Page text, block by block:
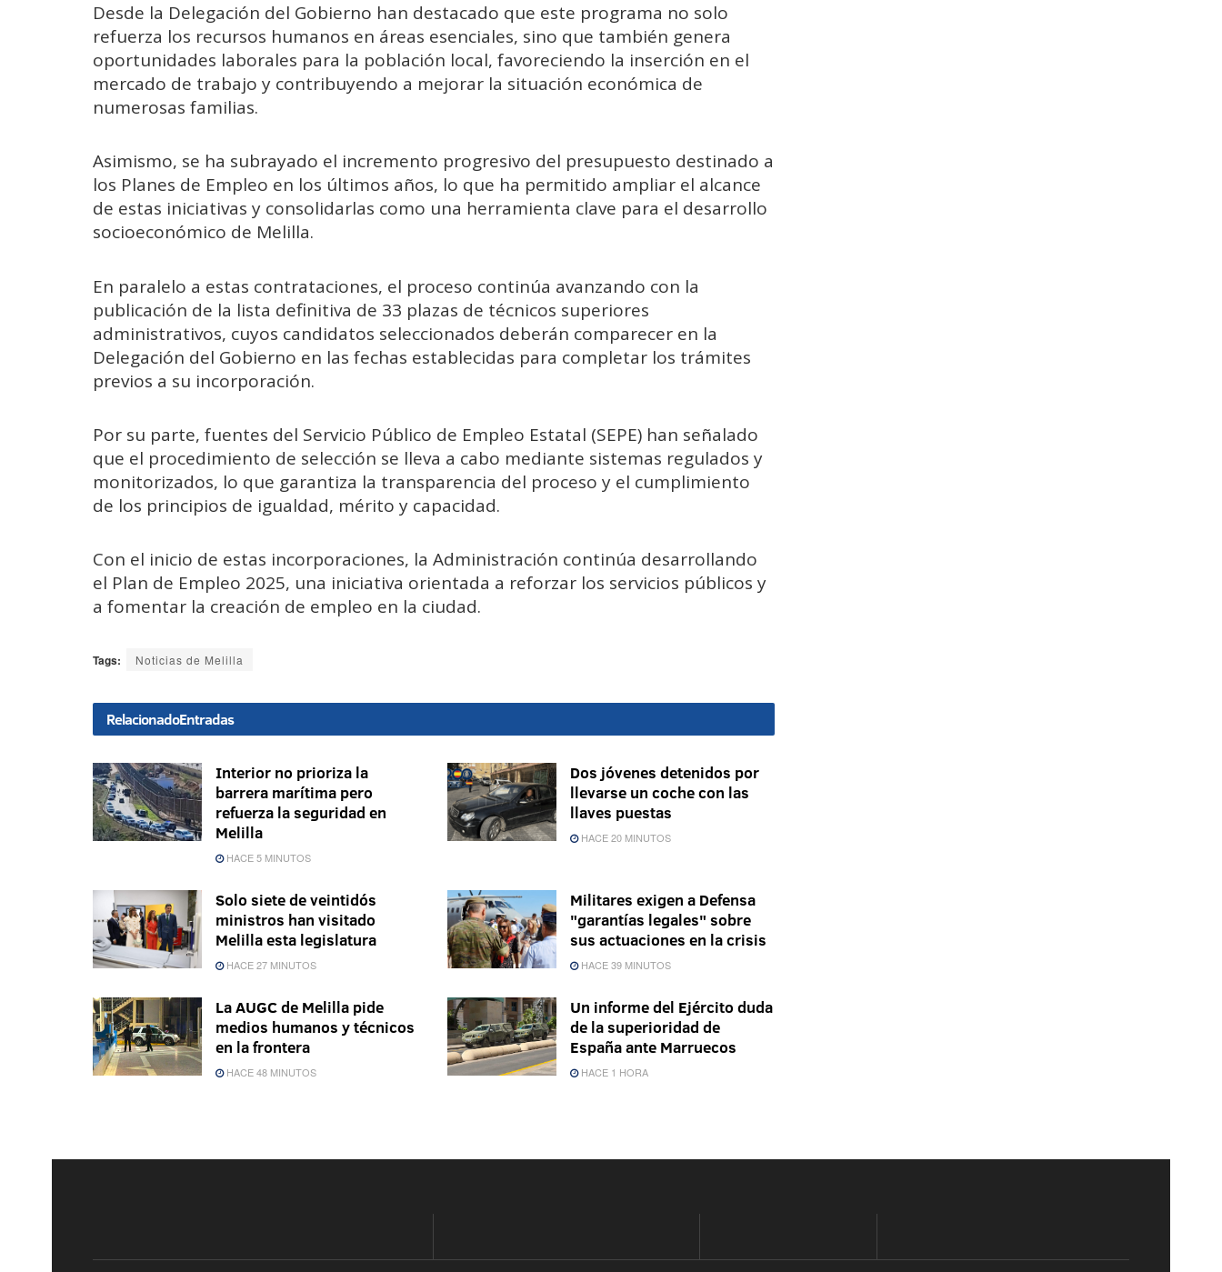
Desde la Delegación del Gobierno han destacado que este programa no solo
refuerza los recursos humanos en áreas esenciales, sino que también genera
oportunidades laborales para la población local, favoreciendo la inserción en el
mercado de trabajo y contribuyendo a mejorar la situación económica de
numerosas familias.
Asimismo, se ha subrayado el incremento progresivo del presupuesto destinado a
los Planes de Empleo en los últimos años, lo que ha permitido ampliar el alcance
de estas iniciativas y consolidarlas como una herramienta clave para el desarrollo
socioeconómico de Melilla.
En paralelo a estas contrataciones, el proceso continúa avanzando con la
publicación de la lista definitiva de 33 plazas de técnicos superiores
administrativos, cuyos candidatos seleccionados deberán comparecer en la
Delegación del Gobierno en las fechas establecidas para completar los trámites
previos a su incorporación.
Por su parte, fuentes del Servicio Público de Empleo Estatal (SEPE) han señalado
que el procedimiento de selección se lleva a cabo mediante sistemas regulados y
monitorizados, lo que garantiza la transparencia del proceso y el cumplimiento
de los principios de igualdad, mérito y capacidad.
Con el inicio de estas incorporaciones, la Administración continúa desarrollando
el Plan de Empleo 2025, una iniciativa orientada a reforzar los servicios públicos y
a fomentar la creación de empleo en la ciudad.
Tags: Noticias de Melilla
RelacionadoEntradas
Interior no prioriza la
barrera marítima pero
refuerza la seguridad en
Melilla
HACE 5 MINUTOS
Dos jóvenes detenidos por
llevarse un coche con las
llaves puestas
HACE 20 MINUTOS
Solo siete de veintidós
ministros han visitado
Melilla esta legislatura
HACE 27 MINUTOS
Militares exigen a Defensa
"garantías legales" sobre
sus actuaciones en la crisis
HACE 39 MINUTOS
La AUGC de Melilla pide
medios humanos y técnicos
en la frontera
HACE 48 MINUTOS
Un informe del Ejército duda
de la superioridad de
España ante Marruecos
HACE 1 HORA